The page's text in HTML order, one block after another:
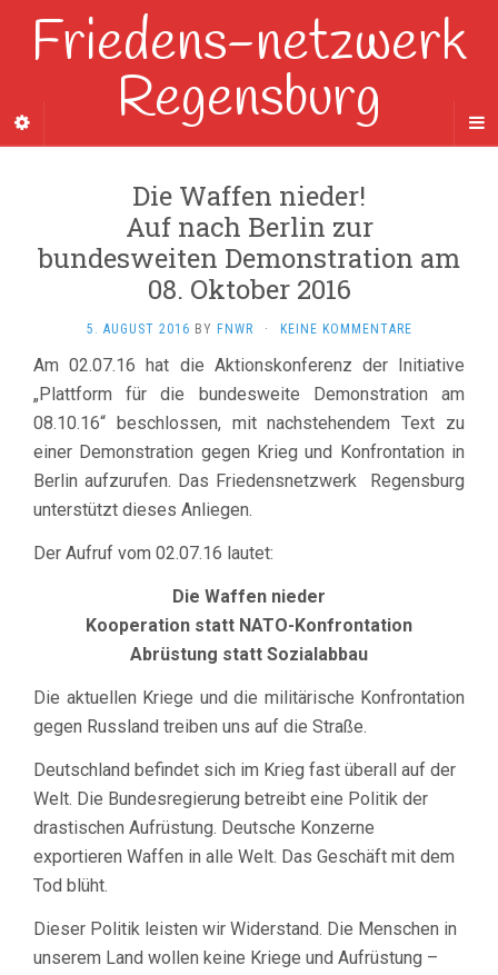
Friedens-netzwerk
Regensburg
Die Waffen nieder!
Auf nach Berlin zur
bundesweiten Demonstration am
08. Oktober 2016
5. AUGUST 2016 BY FNWR · KEINE KOMMENTARE
Am 02.07.16 hat die Aktionskonferenz der Initiative
„Plattform für die bundesweite Demonstration am
08.10.16“ beschlossen, mit nachstehendem Text zu
einer Demonstration gegen Krieg und Konfrontation in
Berlin aufzurufen. Das Friedensnetzwerk Regensburg
unterstützt dieses Anliegen.
Der Aufruf vom 02.07.16 lautet:
Die Waffen nieder
Kooperation statt NATO-Konfrontation
Abrüstung statt Sozialabbau
Die aktuellen Kriege und die militärische Konfrontation
gegen Russland treiben uns auf die Straße.
Deutschland befindet sich im Krieg fast überall auf der
Welt. Die Bundesregierung betreibt eine Politik der
drastischen Aufrüstung. Deutsche Konzerne
exportieren Waffen in alle Welt. Das Geschäft mit dem
Tod blüht.
Dieser Politik leisten wir Widerstand. Die Menschen in
unserem Land wollen keine Kriege und Aufrüstung –